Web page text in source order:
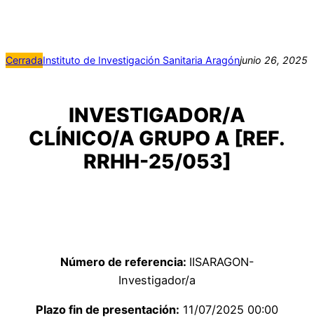
CerradaInstituto de Investigación Sanitaria Aragónjunio 26, 2025
INVESTIGADOR/A
CLÍNICO/A GRUPO A [REF.
RRHH-25/053]
Número de referencia: IISARAGON-
Investigador/a
Plazo fin de presentación: 11/07/2025 00:00